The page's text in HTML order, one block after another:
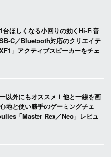
台ほしくなる小回りの効くHi-Fi音
C／Bluetooth対応のクリエイテ
」アクティブスピーカーをチェ
以外にもオススメ！他と一線を画
地と使い勝手のゲーミングチェ
「Master Rex／Neo」レビュ